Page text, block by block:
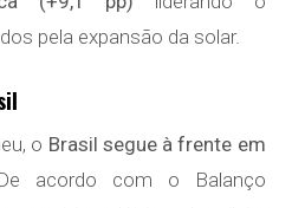
pela expansão da solar.
o Brasil segue à frente em
acordo com o Balanço